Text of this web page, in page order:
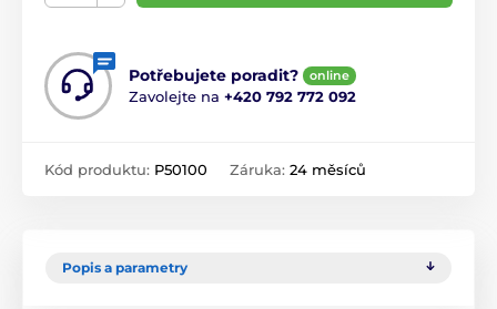
Potřebujete poradit? online
Zavolejte na +420 792 772 092
Kód produktu: P50100 Záruka: 24 měsíců
Popis a parametry